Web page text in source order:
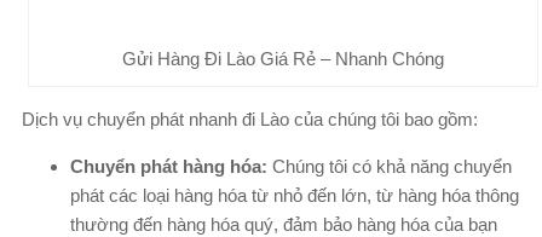
Gửi Hàng Đi Lào Giá Rẻ – Nhanh Chóng
Dịch vụ chuyển phát nhanh đi Lào của chúng tôi bao gồm:
Chuyển phát hàng hóa: Chúng tôi có khả năng chuyển
phát các loại hàng hóa từ nhỏ đến lớn, từ hàng hóa thông
thường đến hàng hóa quý, đảm bảo hàng hóa của bạn